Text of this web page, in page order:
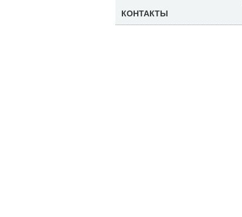
КОНТАКТЫ